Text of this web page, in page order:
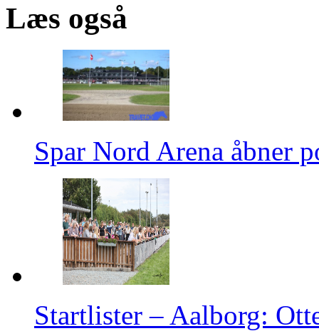
Læs også
Spar Nord Arena åbner
Startlister – Aalborg: